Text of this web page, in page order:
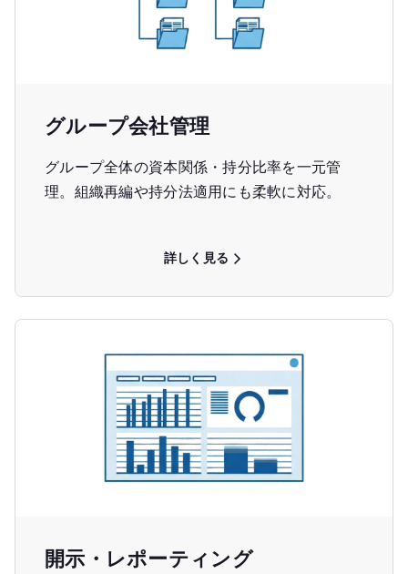
グループ会社管理
グループ全体の資本関係・持分比率を一元管
理。組織再編や持分法適用にも柔軟に対応。
詳しく見る
開示・レポーティング